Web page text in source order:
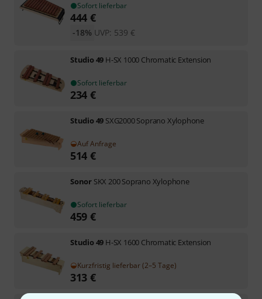
Sofort lieferbar
444 €
UVP: 539 €
-18%
Studio 49 H-SX 1000 Chromatic Extension
Sofort lieferbar
234 €
Studio 49 SXG2000 Soprano Xylophone
Auf Anfrage
514 €
Sonor SKX 200 Soprano Xylophone
Sofort lieferbar
459 €
Studio 49 H-SX 1600 Chromatic Extension
Kurzfristig lieferbar (2–5 Tage)
313 €